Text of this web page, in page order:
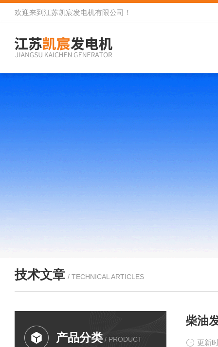
欢迎来到 江苏凯宸发电机有限公司 ！
技术文章 / TECHNICAL ARTICLES
产品分类 / PRODUCT
柴油
更新